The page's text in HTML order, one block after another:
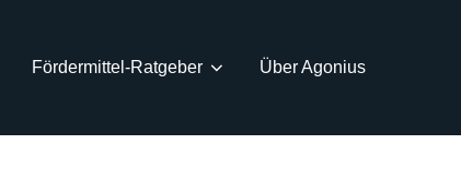
Fördermittel-Ratgeber Über Agonius